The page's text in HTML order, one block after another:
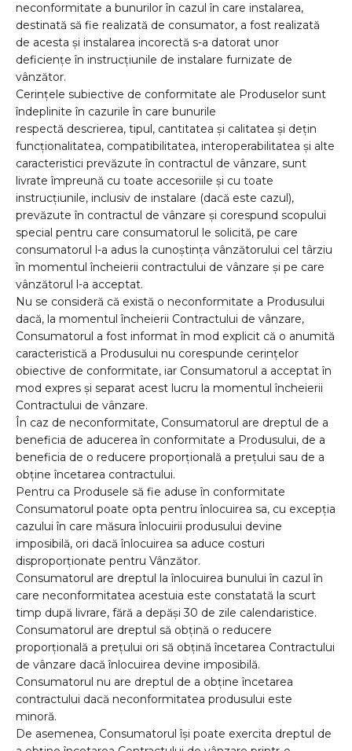
neconformitate a bunurilor în cazul în care instalarea,
destinată să fie realizată de consumator, a fost realizată
de acesta şi instalarea incorectă s-a datorat unor
deficienţe în instrucţiunile de instalare furnizate de
vânzător.
Cerințele subiective de conformitate ale Produselor sunt
îndeplinite în cazurile în care bunurile
respectă descrierea, tipul, cantitatea şi calitatea şi deţin
funcţionalitatea, compatibilitatea, interoperabilitatea şi alte
caracteristici prevăzute în contractul de vânzare, sunt
livrate împreună cu toate accesoriile şi cu toate
instrucţiunile, inclusiv de instalare (dacă este cazul),
prevăzute în contractul de vânzare și corespund scopului
special pentru care consumatorul le solicită, pe care
consumatorul l-a adus la cunoştinţa vânzătorului cel târziu
în momentul încheierii contractului de vânzare şi pe care
vânzătorul l-a acceptat.
Nu se consideră că există o neconformitate a Produsului
dacă, la momentul încheierii Contractului de vânzare,
Consumatorul a fost informat în mod explicit că o anumită
caracteristică a Produsului nu corespunde cerinţelor
obiective de conformitate, iar Consumatorul a acceptat în
mod expres şi separat acest lucru la momentul încheierii
Contractului de vânzare.
În caz de neconformitate, Consumatorul are dreptul de a
beneficia de aducerea în conformitate a Produsului, de a
beneficia de o reducere proporţională a preţului sau de a
obţine încetarea contractului.
Pentru ca Produsele să fie aduse în conformitate
Consumatorul poate opta pentru înlocuirea sa, cu excepția
cazului în care măsura înlocuirii produsului devine
imposibilă, ori dacă înlocuirea sa aduce costuri
disproporționate pentru Vânzător.
Consumatorul are dreptul la înlocuirea bunului în cazul în
care neconformitatea acestuia este constatată la scurt
timp după livrare, fără a depăși 30 de zile calendaristice.
Consumatorul are dreptul să obțină o reducere
proporțională a prețului ori să obțină încetarea Contractului
de vânzare dacă înlocuirea devine imposibilă.
Consumatorul nu are dreptul de a obține încetarea
contractului dacă neconformitatea produsului este
minoră.
De asemenea, Consumatorul îşi poate exercita dreptul de